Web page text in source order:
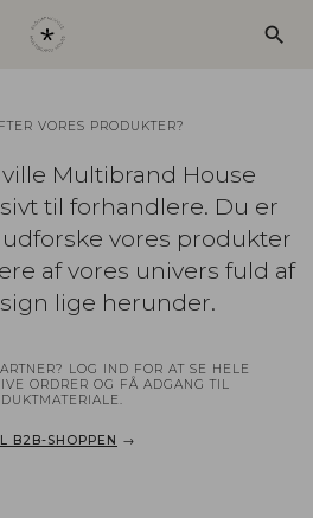
search
VORES PRODUKTER?
Multibrand House
til forhandlere. Du er
vores produkter
af vores univers fuld af
lige herunder.
LOG IND FOR AT SE HELE
ORDRER OG FÅ ADGANG TIL
B2B-SHOPPEN →